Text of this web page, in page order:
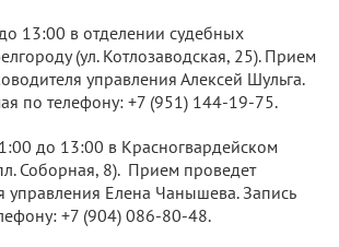
13:00 в отделении судебных
(ул. Котлозаводская, 25). Прием
управления Алексей Шульга.
по телефону: +7 (951) 144-19-75.
до 13:00 в Красногвардейском
Соборная, 8). Прием проведет
управления Елена Чанышева. Запись
+7 (904) 086-80-48.